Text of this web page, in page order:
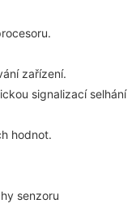
zařízení.
signalizací selhání
hodnot.
senzoru